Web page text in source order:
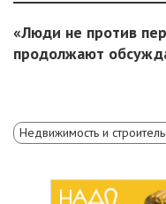
«Люди не против
продолжают
Недвижимость и